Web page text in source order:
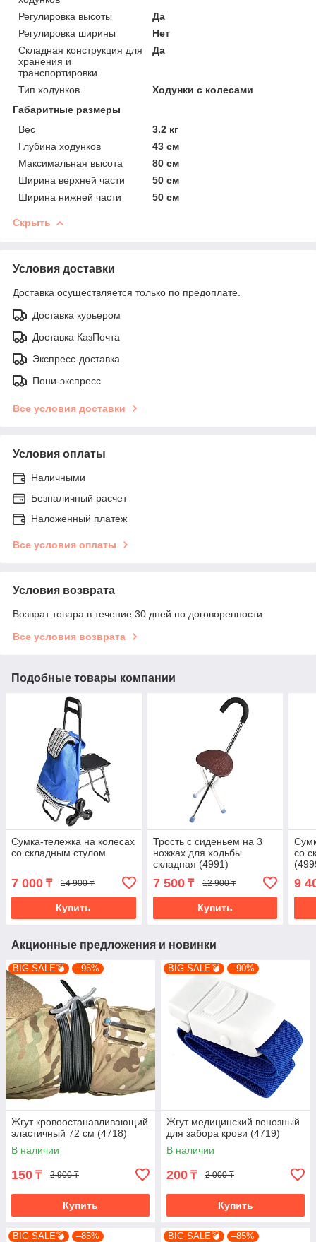
Регулировка высоты
Да
Регулировка ширины
Нет
Складная конструкция для
хранения и
транспортировки
Да
Тип ходунков
Ходунки с колесами
Габаритные размеры
Вес
3.2 кг
Глубина ходунков
43 см
Максимальная высота
80 см
Ширина верхней части
50 см
Ширина нижней части
50 см
Скрыть
Условия доставки
Доставка осуществляется только по предоплате.
Доставка курьером
Доставка КазПочта
Экспресс-доставка
Пони-экспресс
Все условия доставки
Условия оплаты
Наличными
Безналичный расчет
Наложенный платеж
Все условия оплаты
Условия возврата
Возврат товара в течение 30 дней по договоренности
Все условия возврата
Подобные товары компании
Сумка-тележка на колесах
со складным стулом
7 000 ₸ 14 900 ₸
Купить
Трость с сиденьем на 3
ножках для ходьбы
складная (4991)
7 500₸ 12 900 ₸
Купить
со
9
Акционные предложения и новинки
BIG SALE💣 –95%
Жгут кровоостанавливающий
эластичный 72 см (4718)
В наличии
150 ₸ 2 900 ₸
Купить
BIG SALE💣 –90%
Жгут медицинский венозный
для забора крови (4719)
В наличии
200 ₸ 2 000 ₸
Купить
BIG SALE💣 –85% BIG SALE💣 –85%